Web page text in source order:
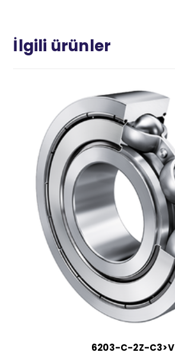
İlgili ürünler
6203-C-2Z-C3>V